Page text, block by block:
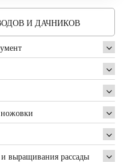
И ДАЧНИКОВ
выращивания рассады